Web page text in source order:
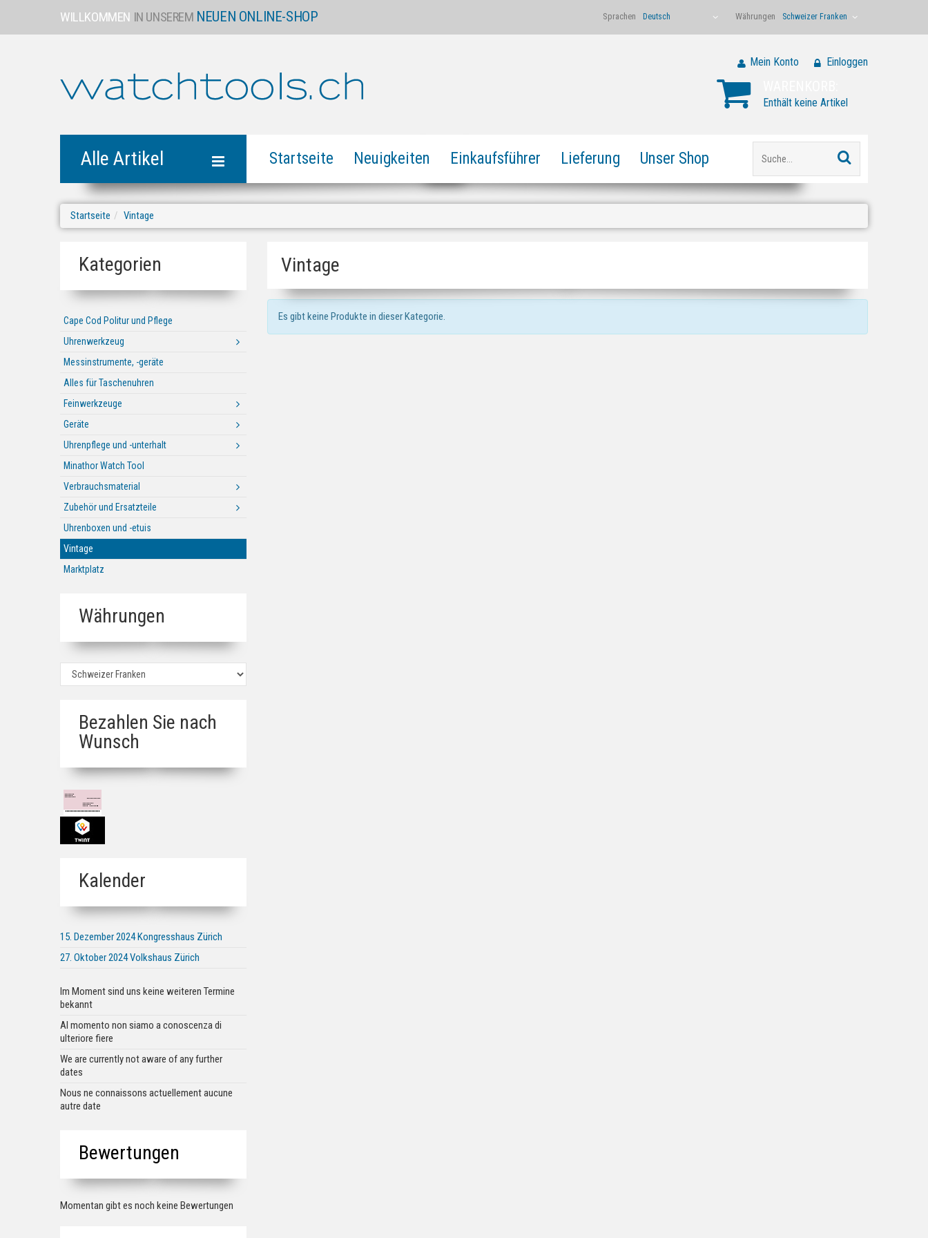
Währungen Schweizer Franken
Sprachen Deutsch
WILLKOMMEN IN UNSEREM NEUEN ONLINE-SHOP
Enthält keine Artikel
Alle Artikel
Mein Konto Einloggen
Startseite Neuigkeiten Einkaufsführer Lieferung Unser Shop
Startseite Vintage
Kategorien
Cape Cod Politur und Pflege
Uhrenwerkzeug
Messinstrumente, -geräte
Alles für Taschenuhren
Feinwerkzeuge
Geräte
Uhrenpflege und -unterhalt
Minathor Watch Tool
Verbrauchsmaterial
Zubehör und Ersatzteile
Uhrenboxen und -etuis
Vintage
Marktplatz
Währungen
Bezahlen Sie nach
Wunsch
Kalender
15. Dezember 2024 Kongresshaus Zürich
27. Oktober 2024 Volkshaus Zürich
Im Moment sind uns keine weiteren Termine
bekannt
Al momento non siamo a conoscenza di
ulteriore fiere
We are currently not aware of any further
dates
Nous ne connaissons actuellement aucune
autre date
Bewertungen
Momentan gibt es noch keine Bewertungen
Vintage
Es gibt keine Produkte in dieser Kategorie.